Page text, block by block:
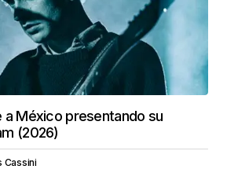
a México presentando su
(2026)
Cassini